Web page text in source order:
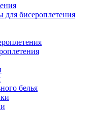
бисероплетения
белья